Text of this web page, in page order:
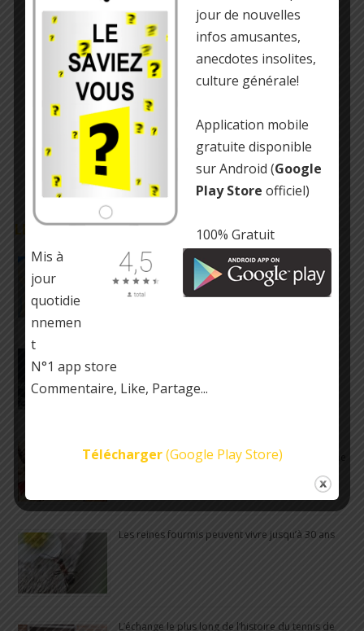
LE SAVIEZ-VOUS ?
Un mouvement artistique s’appelle
l’Accidentalisme
chaque véhicule devait être précédé d’un homme
Les reines fourmis peuvent vivre jusqu’à 30 ans
L’échange le plus long de l’histoire du tennis de
jour de nouvelles
infos amusantes,
anecdotes insolites,
culture générale!
Application mobile
gratuite disponible
sur Android (Google
Play Store officiel)
100% Gratuit
Mis à
jour
quotidie
nnemen
t
N°1 app store
Commentaire, Like, Partage...
Télécharger(Google Play Store)